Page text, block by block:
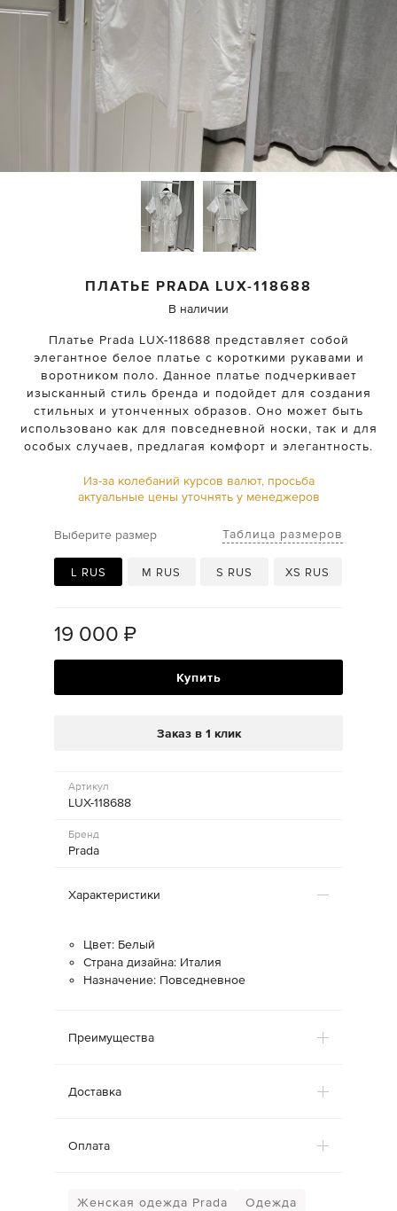
ПЛАТЬЕ PRADA LUX-118688
В наличии
Платье Prada LUX-118688 представляет собой
элегантное белое платье с короткими рукавами и
воротником поло. Данное платье подчеркивает
изысканный стиль бренда и подойдет для создания
стильных и утонченных образов. Оно может быть
использовано как для повседневной носки, так и для
особых случаев, предлагая комфорт и элегантность.
Из-за колебаний курсов валют, просьба
актуальные цены уточнять у менеджеров
Выберите размер Таблица размеров
L RUS M RUS S RUS XS RUS
19 000 ₽
Купить
Заказ в 1 клик
Артикул
LUX-118688
Бренд
Prada
Характеристики
Цвет: Белый
Страна дизайна: Италия
Назначение: Повседневное
Преимущества
Доставка
Оплата
Женская одежда Prada
Одежда